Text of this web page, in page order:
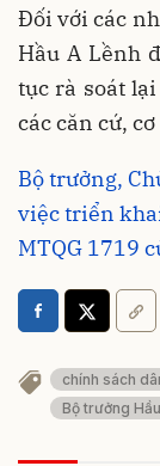
Đối với các
Hầu A Lềnh
tục rà soát
các căn cứ,
Bộ trưởng,
việc triển
MTQG 1719
chính sách
Bộ trưởng